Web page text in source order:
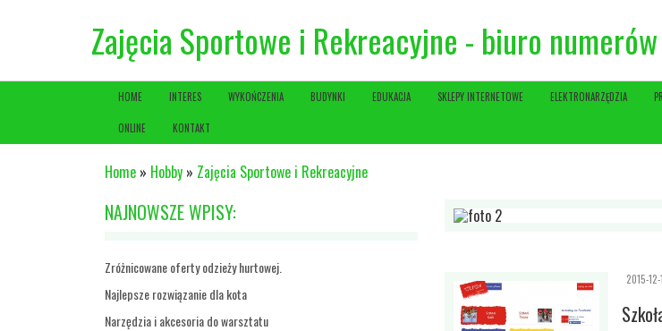
Zajęcia Sportowe i Rekreacyjne - biuro numerów
HOME INTERES WYKOŃCZENIA BUDYNKI EDUKACJA SKLEPY INTERNETOWE ELEKTRONARZĘDZIA
ONLINE KONTAKT
Home » Hobby » Zajęcia Sportowe i Rekreacyjne
NAJNOWSZE WPISY:
Zróżnicowane oferty odzieży hurtowej.
Najlepsze rozwiązanie dla kota
Narzędzia i akcesoria do warsztatu
2015-12-